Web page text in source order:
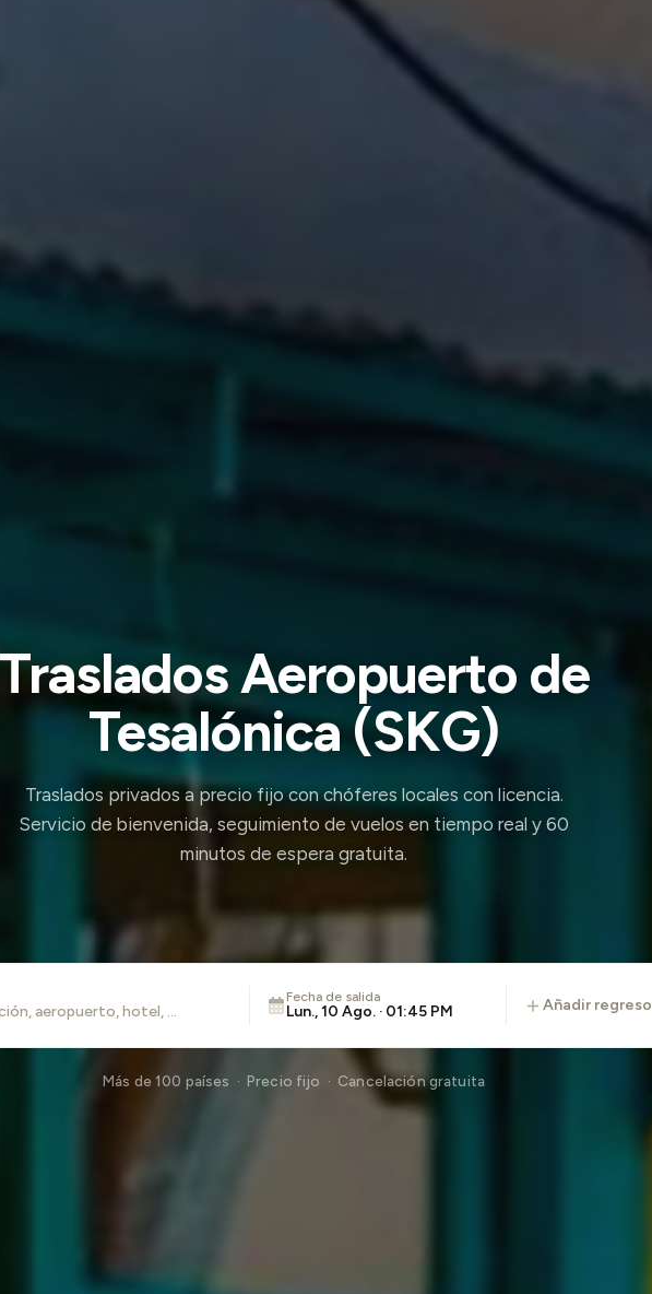
Aeropuerto de
Tesalónica (SKG)
Traslados privados a precio fijo con chóferes locales con licencia.
Servicio de bienvenida, seguimiento de vuelos en tiempo real y 60
minutos de espera gratuita.
Fecha de salida
Lun., 10 Ago. · 01:45 PM añadir regreso
Más de 100 países · Precio fijo · Cancelación gratuita